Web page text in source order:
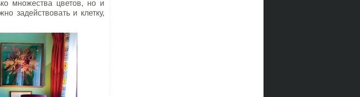
множества цветов, но и
задействовать и клетку,